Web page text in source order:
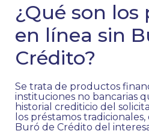
¿Qué son
en línea sin
Crédito?
Se trata de productos
instituciones no bancarias
historial crediticio del
los préstamos tradicionales,
Buró de Crédito del